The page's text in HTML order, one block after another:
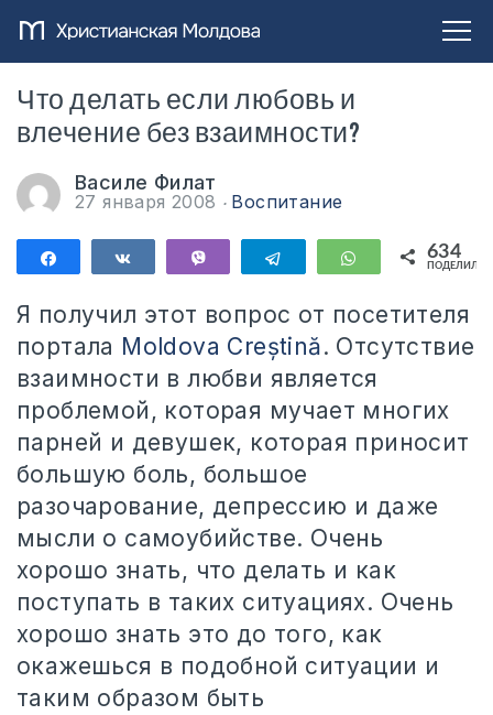
Что делать если любовь и
влечение без взаимности?
Василе Филат
27 января 2008 Воспитание
ПоделитьсяПоделиться Telegram WhatsApp
634
Я получил этот вопрос от посетителя
портала Moldova Creștină. Отсутствие
взаимности в любви является
проблемой, которая мучает многих
парней и девушек, которая приносит
большую боль, большое
разочарование, депрессию и даже
мысли о самоубийстве. Очень
хорошо знать, что делать и как
поступать в таких ситуациях. Очень
хорошо знать это до того, как
окажешься в подобной ситуации и
таким образом быть